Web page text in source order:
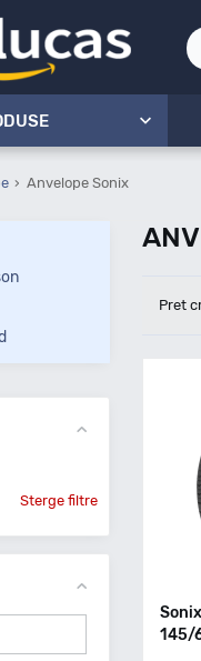
Anvelope Sonix
Pret
145/
Sterge filtre